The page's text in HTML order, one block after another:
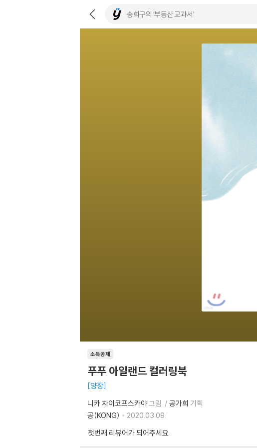
소득공제
푸푸 아일랜드 컬러링북
양장
니카 차이코프스카야그림 공가희 기획
공(KONG)
2020.03.09.
첫번째 리뷰어가 되어주세요